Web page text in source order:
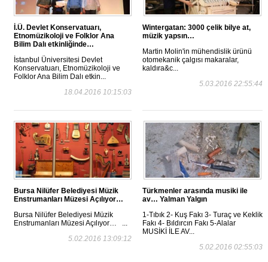
İ.Ü. Devlet Konservatuarı,
Etnomüzikoloji ve Folklor Ana
Bilim Dalı etkinliğinde…
İstanbul Üniversitesi Devlet
Konservatuarı, Etnomüzikoloji ve
Folklor Ana Bilim Dalı etkin...
18.04.2016 10:15:03
Wintergatan: 3000 çelik bilye at,
müzik yapsın…
Martin Molin'in mühendislik ürünü
otomekanik çalgısı makaralar,
kaldıra&c...
5.03.2016 22:55:44
Bursa Nilüfer Belediyesi Müzik
Enstrumanları Müzesi Açılıyor…
Bursa Nilüfer Belediyesi Müzik
Enstrumanları Müzesi Açılıyor… ...
5.02.2016 13:09:12
Türkmenler arasında musiki ile
av… Yalman Yalgın
1-Tıbık 2- Kuş Fakı 3- Turaç ve Keklik
Fakı 4- Bıldırcın Fakı 5-Alalar
MUSİKİ İLE AV...
5.02.2016 02:55:03